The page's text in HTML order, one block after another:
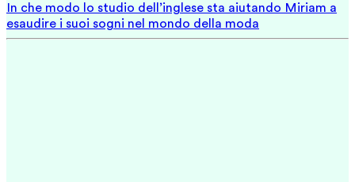
In che modo lo studio dell’inglese sta aiutando Miriam a
esaudire i suoi sogni nel mondo della moda